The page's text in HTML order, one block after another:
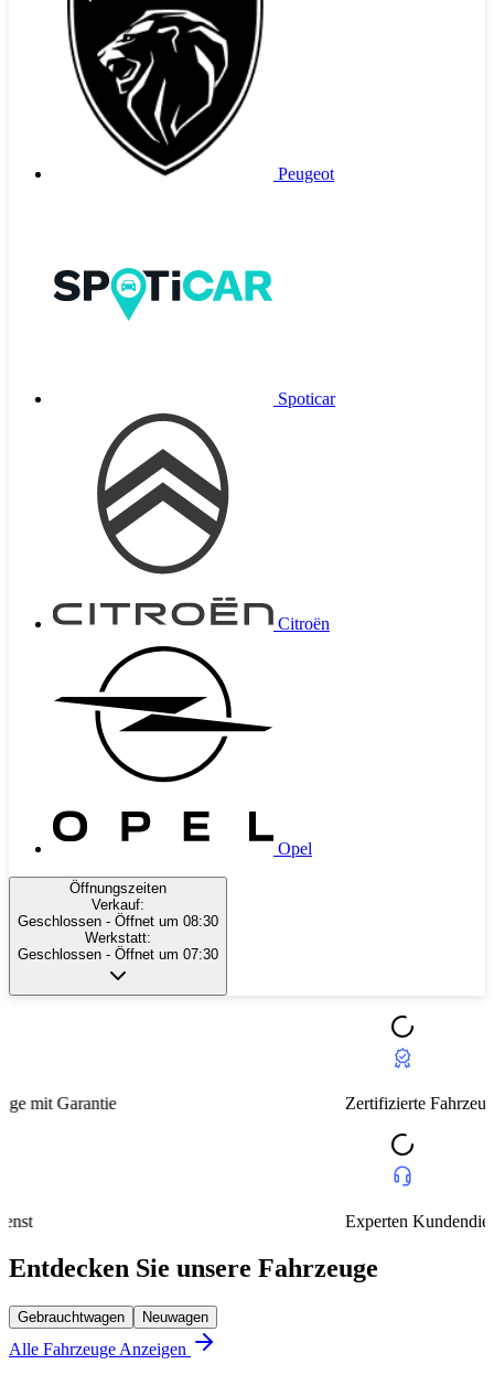
Peugeot
Spoticar
Citroën
Opel
Öffnungszeiten
Verkauf:
Geschlossen - Öffnet um 08:30
Werkstatt:
Geschlossen - Öffnet um 07:30
Zertifizierte Fahrzeuge mit Garantie
Entdecken Sie unsere Fahrzeuge
Gebrauchtwagen Neuwagen
Alle Fahrzeuge Anzeigen